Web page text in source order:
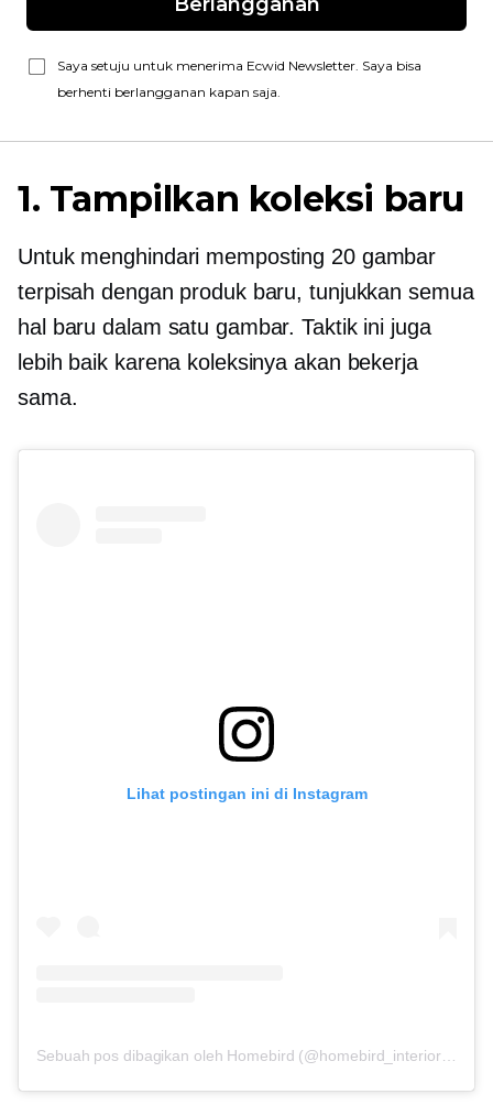
Saya setuju untuk menerima Ecwid Newsletter. Saya bisa
berhenti berlangganan kapan saja.
1. Tampilkan koleksi baru
Untuk menghindari memposting 20 gambar
terpisah dengan produk baru, tunjukkan semua
hal baru dalam satu gambar. Taktik ini juga
lebih baik karena koleksinya akan bekerja
sama.
Lihat postingan ini di Instagram